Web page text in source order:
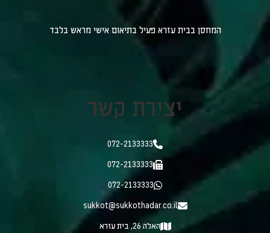
המחסן בבית עזרא פעיל בתיאום אישי מראש בלבד
יצירת קשר
072-2133333
072-2133333
072-2133333
sukkot@sukkothadar.co.il
האלה 26, בית עזרא